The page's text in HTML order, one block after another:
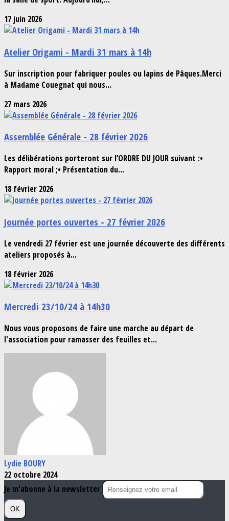
17 juin 2026
Atelier Origami - Mardi 31 mars à 14h
Sur inscription pour fabriquer poules ou lapins de Pâques.Merci
à Madame Couegnat qui nous...
27 mars 2026
Assemblée Générale - 28 février 2026
Les délibérations porteront sur l’ORDRE DU JOUR suivant :•
Rapport moral ;• Présentation du...
18 février 2026
Journée portes ouvertes - 27 février 2026
Le vendredi 27 février est une journée découverte des différents
ateliers proposés à...
18 février 2026
Mercredi 23/10/24 à 14h30
Nous vous proposons de faire une marche au départ de
l'association pour ramasser des feuilles et...
Lydie BOURY
22 octobre 2024
Je m'abonne à la newsletter
OK